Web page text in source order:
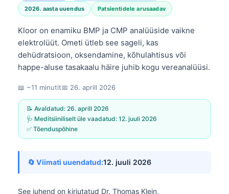
2026. aasta uuendus Patsientidele arusaadav
Kloor on enamiku BMP ja CMP analüüside vaikne
elektrolüüt. Ometi ütleb see sageli, kas
dehüdratsioon, oksendamine, kõhulahtisus või
happe-aluse tasakaalu häire juhib kogu vereanalüüsi.
📖 ~11 minutit📅 26. aprill 2026
📝 Avaldatud: 26. aprill 2026
🩺 Meditsiiniliselt üle vaadatud: 12. juuli 2026
✅ Tõenduspõhine
🔄 Viimati uuendatud:12. juuli 2026
See juhend on kirjutatud Dr. Thomas Klein,